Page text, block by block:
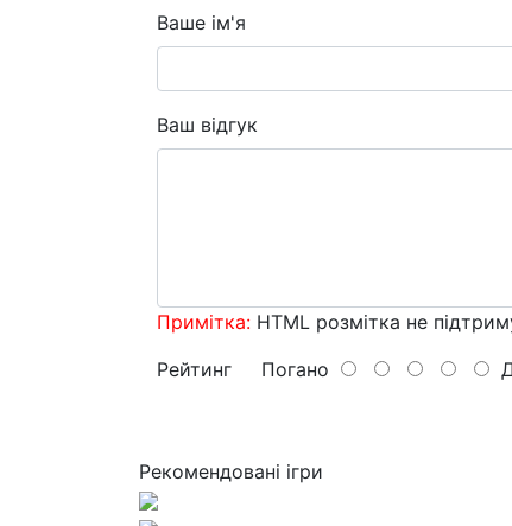
Ваше ім'я
Ваш відгук
Примітка: HTML розмітка не
Рейтинг Погано
Рекомендовані ігри